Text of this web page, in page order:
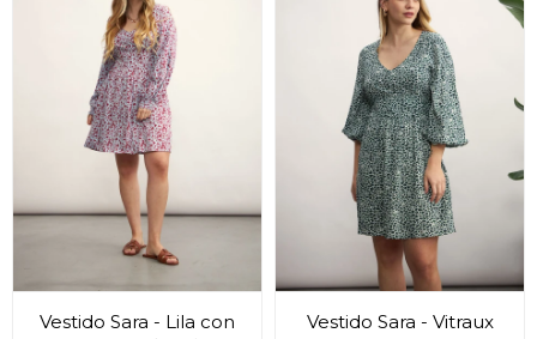
Vestido Sara - Lila con
Vestido Sara - Vitraux